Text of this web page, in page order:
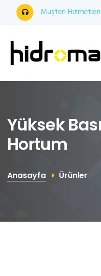
Müşteri Hizmetleri
Yüksek
Hortum
Anasayfa Ürünler